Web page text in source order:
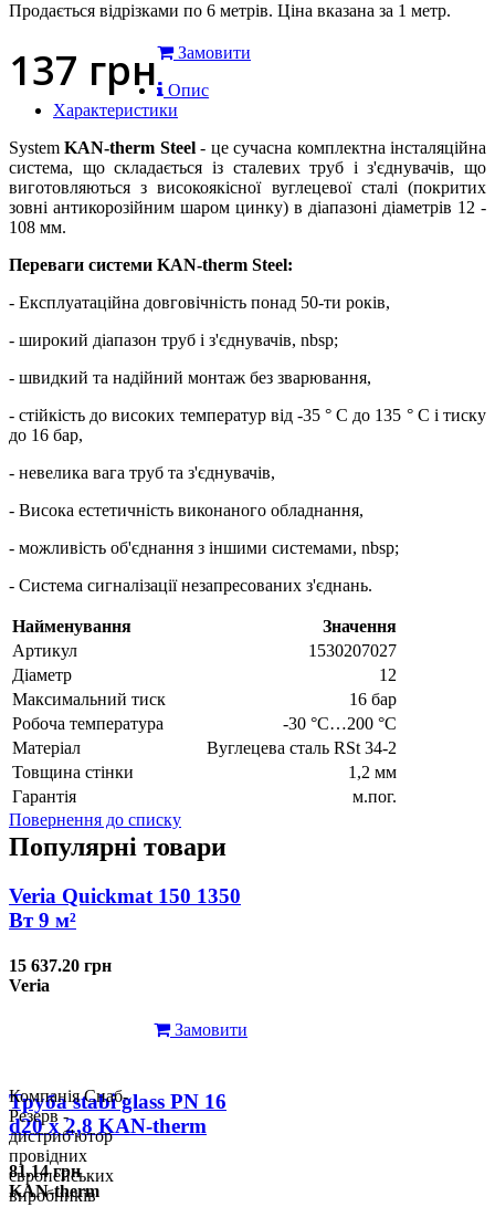
Продається відрізками по 6 метрів. Ціна вказана за 1 метр.
137 грн
Замовити
Опис
Характеристики
SystemKAN-therm Steel- це сучасна комплектна інсталяційна
система, що складається із сталевих труб і з'єднувачів, що
виготовляються з високоякісної вуглецевої сталі (покритих
зовні антикорозійним шаром цинку) в діапазоні діаметрів 12 -
108 мм.
Переваги системи KAN-therm Steel:
- Експлуатаційна довговічність понад 50-ти років,
- широкий діапазон труб і з'єднувачів, nbsp;
- швидкий та надійний монтаж без зварювання,
- стійкість до високих температур від -35 ° C до 135 ° C і тиску
до 16 бар,
- невелика вага труб та з'єднувачів,
- Висока естетичність виконаного обладнання,
- можливість об'єднання з іншими системами, nbsp;
- Система сигналізації незапресованих з'єднань.
Найменування
Значення
Артикул
1530207027
Діаметр
12
Максимальний тиск
16 бар
Робоча температура
-30 °C…200 °C
Матеріал
Вуглецева сталь RSt 34-2
Товщина стінки
1,2 мм
Гарантія
м.пог.
Повернення до списку
Популярні товари
Veria Quickmat 150 1350
Вт 9 м²
15 637.20 грн
Veria
Замовити
Труба stabi glass PN 16
d20 х 2,8 KAN-therm
81.14 грн
KAN-therm
Компанія Снаб-
Резерв -
дистриб'ютор
провідних
європейських
виробників